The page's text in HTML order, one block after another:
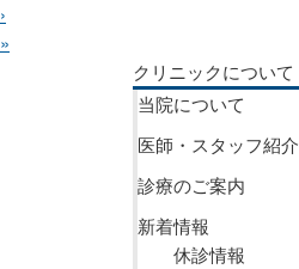
›
»
クリニックについて
当院について
医師・スタッフ紹介
診療のご案内
新着情報
休診情報